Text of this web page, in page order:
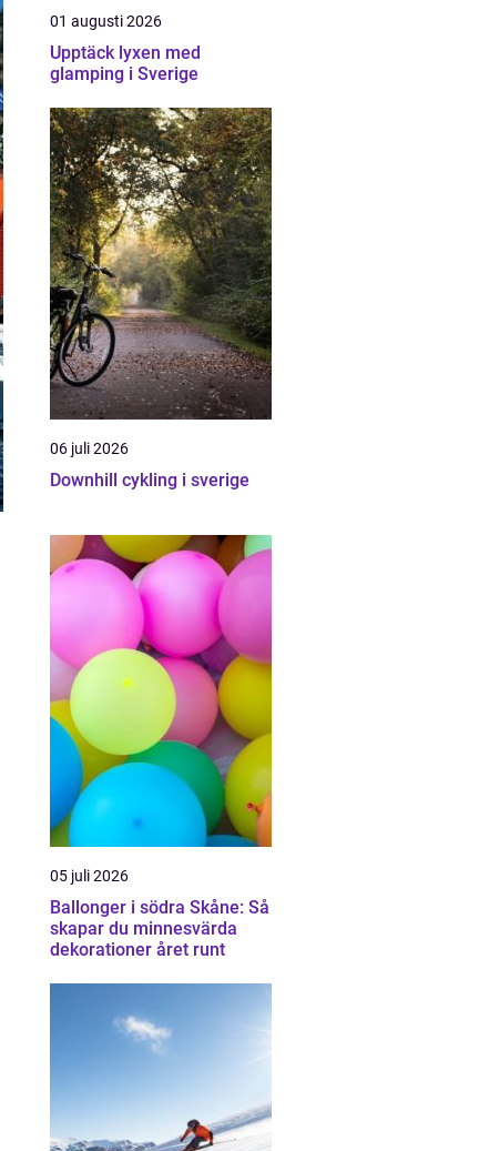
01 augusti 2026
Upptäck lyxen med
glamping i Sverige
06 juli 2026
Downhill cykling i sverige
05 juli 2026
Ballonger i södra Skåne: Så
skapar du minnesvärda
dekorationer året runt